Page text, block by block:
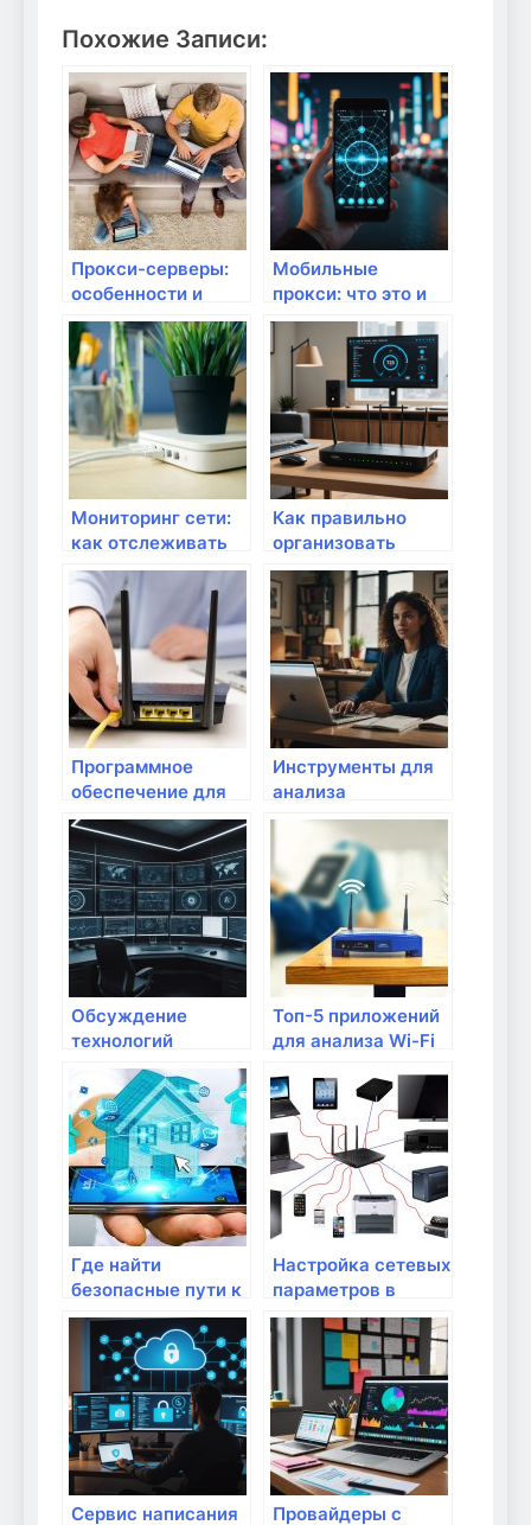
Похожие Записи:
Прокси-серверы:
особенности и
применение
Мобильные
прокси: что это и
как они меняют
правила интернет-
безопасности
Мониторинг сети:
как отслеживать
подключенные
устройства
Как правильно
организовать
обслуживание и
мониторинг
сетевой
безопасности
дома: полный гид
Программное
обеспечение для
анализа
производительности
оборудования
Инструменты для
анализа
соединения в
интернет-сети
Обсуждение
технологий
анализа интернета
в домашних
условиях
Топ-5 приложений
для анализа Wi-Fi
Где найти
безопасные пути к
обеспечению
дополнительных
данных?
Настройка сетевых
параметров в
Windows
Сервис написания Провайдеры с